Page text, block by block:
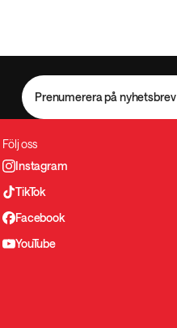
Prenumerera på nyhetsbrev
Följ oss
Instagram
TikTok
Facebook
YouTube